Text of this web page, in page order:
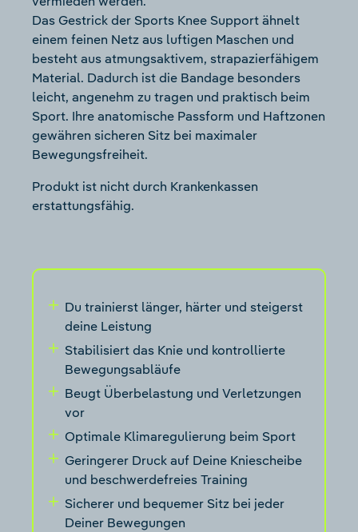
Das Gestrick der Sports Knee Support ähnelt
einem feinen Netz aus luftigen Maschen und
besteht aus atmungsaktivem, strapazierfähigem
Material. Dadurch ist die Bandage besonders
leicht, angenehm zu tragen und praktisch beim
Sport. Ihre anatomische Passform und Haftzonen
gewähren sicheren Sitz bei maximaler
Bewegungsfreiheit.
Produkt ist nicht durch Krankenkassen
erstattungsfähig.
Du trainierst länger, härter und steigerst
deine Leistung
Stabilisiert das Knie und kontrollierte
Bewegungsabläufe
Beugt Überbelastung und Verletzungen
vor
Optimale Klimaregulierung beim Sport
Geringerer Druck auf Deine Kniescheibe
und beschwerdefreies Training
Sicherer und bequemer Sitz bei jeder
Deiner Bewegungen